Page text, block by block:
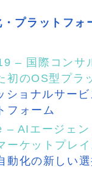
プラットフォ
– 国際コンサ
初のOS型プラ
ショナルサービ
フォーム
AIエージェン
ーケットプレイ
動化の新しい